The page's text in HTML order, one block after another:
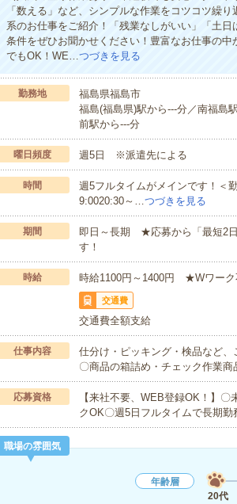
「数える」など、シンプルな作業をコツコツ繰
系のお仕事をご紹介！「残業なしがいい」「土
条件をぜひお聞かせください！豊富なお仕事の
でもOK！WE…つづきを見る
勤務地
福島県福島市
福島(福島県)駅から---分／南福島
前駅から---分
曜日頻度 週5日 ※派遣先による
時間
週5フルタイムがメインです！＜
9:0020:30～…つづきを見る
期間
即日～長期 ★応募から「最短2
す！
時給 時給1100円～1400円 ★Wワーク
交通費
交通費全額支給
仕事内容
仕分け・ピッキング・検品など
〇商品の箱詰め・チェック作業
応募資格
【来社不要、WEB登録OK！】
クOK〇週5日フルタイムで長期
職場の雰囲気
年齢層
20代